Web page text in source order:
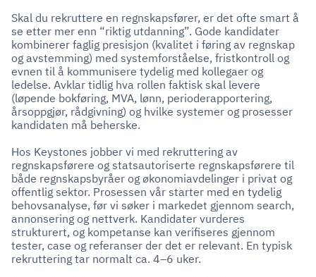
Skal du rekruttere en regnskapsfører, er det ofte smart å
se etter mer enn “riktig utdanning”. Gode kandidater
kombinerer faglig presisjon (kvalitet i føring av regnskap
og avstemming) med systemforståelse, fristkontroll og
evnen til å kommunisere tydelig med kollegaer og
ledelse. Avklar tidlig hva rollen faktisk skal levere
(løpende bokføring, MVA, lønn, perioderapportering,
årsoppgjør, rådgivning) og hvilke systemer og prosesser
kandidaten må beherske.
Hos Keystones jobber vi med rekruttering av
regnskapsførere og statsautoriserte regnskapsførere til
både regnskapsbyråer og økonomiavdelinger i privat og
offentlig sektor. Prosessen vår starter med en tydelig
behovsanalyse, før vi søker i markedet gjennom search,
annonsering og nettverk. Kandidater vurderes
strukturert, og kompetanse kan verifiseres gjennom
tester, case og referanser der det er relevant. En typisk
rekruttering tar normalt ca. 4–6 uker.